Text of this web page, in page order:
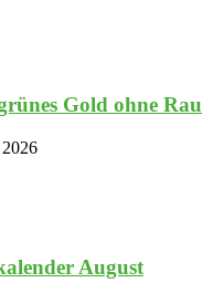
Gold ohne
August